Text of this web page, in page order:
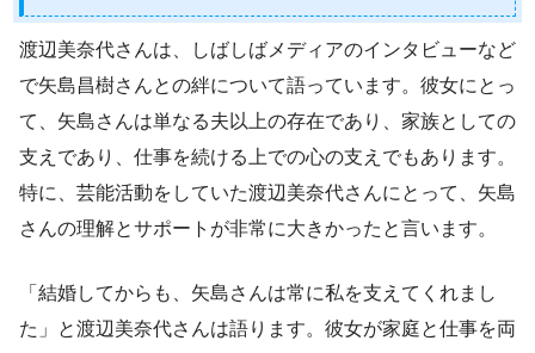
渡辺美奈代さんは、しばしばメディアのインタビューなど
で矢島昌樹さんとの絆について語っています。彼女にとっ
て、矢島さんは単なる夫以上の存在であり、家族としての
支えであり、仕事を続ける上での心の支えでもあります。
特に、芸能活動をしていた渡辺美奈代さんにとって、矢島
さんの理解とサポートが非常に大きかったと言います。
「結婚してからも、矢島さんは常に私を支えてくれまし
た」と渡辺美奈代さんは語ります。彼女が家庭と仕事を両